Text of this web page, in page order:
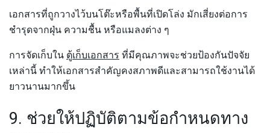
เอกสารที่ถูกวางไว้บนโต๊ะหรือพื้นที่เปิดโล่ง มักเสี่ยงต่อการ
ชำรุดจากฝุ่น ความชื้น หรือแมลงต่าง ๆ
การจัดเก็บใน ตู้เก็บเอกสาร ที่มีคุณภาพจะช่วยป้องกันปัจจัย
เหล่านี้ ทำให้เอกสารสำคัญคงสภาพดีและสามารถใช้งานได้
ยาวนานมากขึ้น
9. ช่วยให้ปฏิบัติตามข้อกำหนดทาง